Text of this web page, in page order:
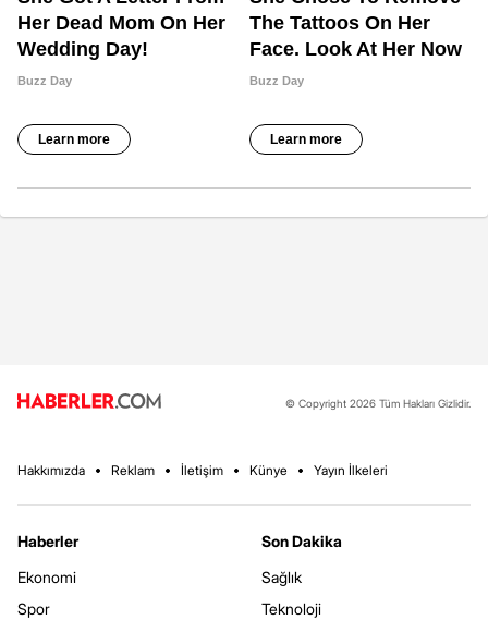
© Copyright 2026 Tüm Hakları Gizlidir.
Hakkımızda Reklam İletişim Künye Yayın İlkeleri
Haberler
Ekonomi
Spor
Son Dakika
Sağlık
Teknoloji